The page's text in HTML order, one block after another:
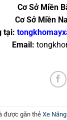
Cơ Sở Miền
Cơ Sở Miền
tại:
Email:
được gắn thẻ Xe